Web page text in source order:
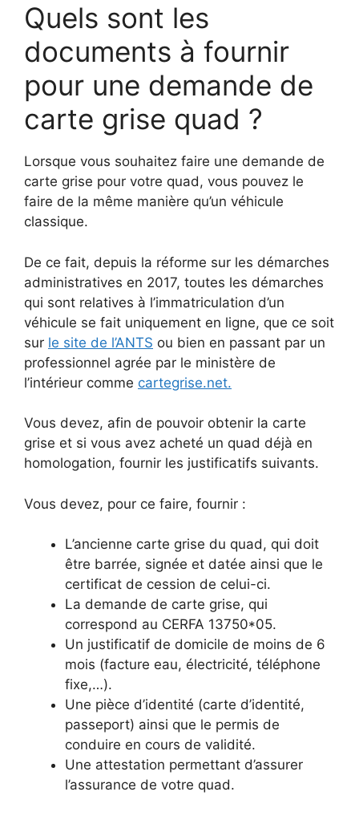
Quels sont les
documents à fournir
pour une demande de
carte grise quad ?
Lorsque vous souhaitez faire une demande de
carte grise pour votre quad, vous pouvez le
faire de la même manière qu’un véhicule
classique.
De ce fait, depuis la réforme sur les démarches
administratives en 2017, toutes les démarches
qui sont relatives à l’immatriculation d’un
véhicule se fait uniquement en ligne, que ce soit
sur le site de l’ANTS ou bien en passant par un
professionnel agrée par le ministère de
l’intérieur comme cartegrise.net.
Vous devez, afin de pouvoir obtenir la carte
grise et si vous avez acheté un quad déjà en
homologation, fournir les justificatifs suivants.
Vous devez, pour ce faire, fournir :
L’ancienne carte grise du quad, qui doit
être barrée, signée et datée ainsi que le
certificat de cession de celui-ci.
La demande de carte grise, qui
correspond au CERFA 13750*05.
Un justificatif de domicile de moins de 6
mois (facture eau, électricité, téléphone
fixe,…).
Une pièce d’identité (carte d’identité,
passeport) ainsi que le permis de
conduire en cours de validité.
Une attestation permettant d’assurer
l’assurance de votre quad.